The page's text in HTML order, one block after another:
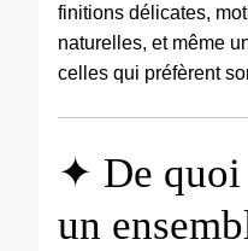
finitions délicates,
naturelles, et même
celles qui préfèrent
✦ De quoi
un